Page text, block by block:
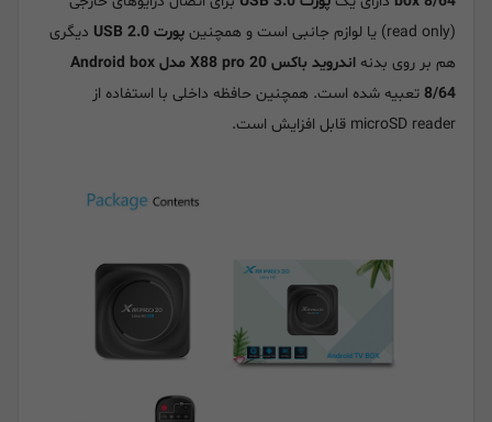
(read only) یا لوازم جانبی است و همچنین
پورت USB 2.0
دیگری
هم بر روی بدنه
اندروید باکس X88 pro 20 مدل Android box
8/64 تعبیه شده است. همچنین حافظه داخلی با استفاده از
microSD reader قابل افزایش است.